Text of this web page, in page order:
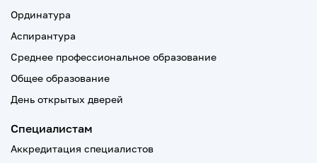
Ординатура
Аспирантура
Среднее профессиональное образование
Общее образование
День открытых дверей
Специалистам
Аккредитация специалистов